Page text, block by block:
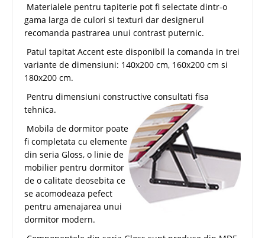
Materialele pentru tapiterie pot fi selectate dintr-o
gama larga de culori si texturi dar designerul
recomanda pastrarea unui contrast puternic.
Patul tapitat Accent este disponibil la comanda in trei
variante de dimensiuni: 140x200 cm, 160x200 cm si
180x200 cm.
Pentru dimensiuni constructive consultati fisa
tehnica.
Mobila de dormitor poate
fi completata cu elemente
din seria Gloss, o linie de
mobilier pentru dormitor
de o calitate deosebita ce
se acomodeaza pefect
pentru amenajarea unui
dormitor modern.